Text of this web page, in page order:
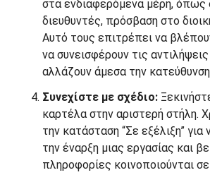
στα ενδιαφερόμενα μέρη, όπως
διευθυντές, πρόσβαση στο
Αυτό τους επιτρέπει να
να συνεισφέρουν τις
αλλάζουν άμεσα την
Συνεχίστε με σχέδιο:
καρτέλα στην αριστερή στήλη.
την κατάσταση “Σε εξέλιξη” για
την έναρξη μιας εργασίας και
πληροφορίες κοινοποιούνται